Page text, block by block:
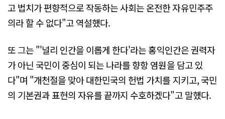
고 법치가 편향적으로 작동하는 사회는 온전한 자유민주주
의라 할 수 없다"고 역설했다.
또 그는 "'널리 인간을 이롭게 한다'라는 홍익인간은 권력자
가 아닌 국민이 중심이 되는 나라를 향항 염원을 담고 있
다"며 "개천절을 맞아 대한민국의 헌법 가치를 지키고, 국민
의 기본권과 표현의 자유를 끝까지 수호하겠다"고 말했다.